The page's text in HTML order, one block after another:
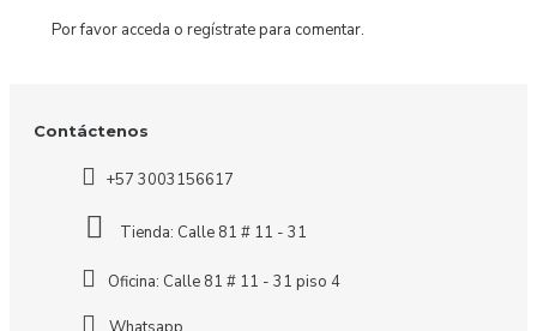
Por favor acceda o regístratepara comentar.
Contáctenos
+57 3003156617
Tienda: Calle 81 # 11 - 31
Oficina: Calle 81 # 11 - 31 piso 4